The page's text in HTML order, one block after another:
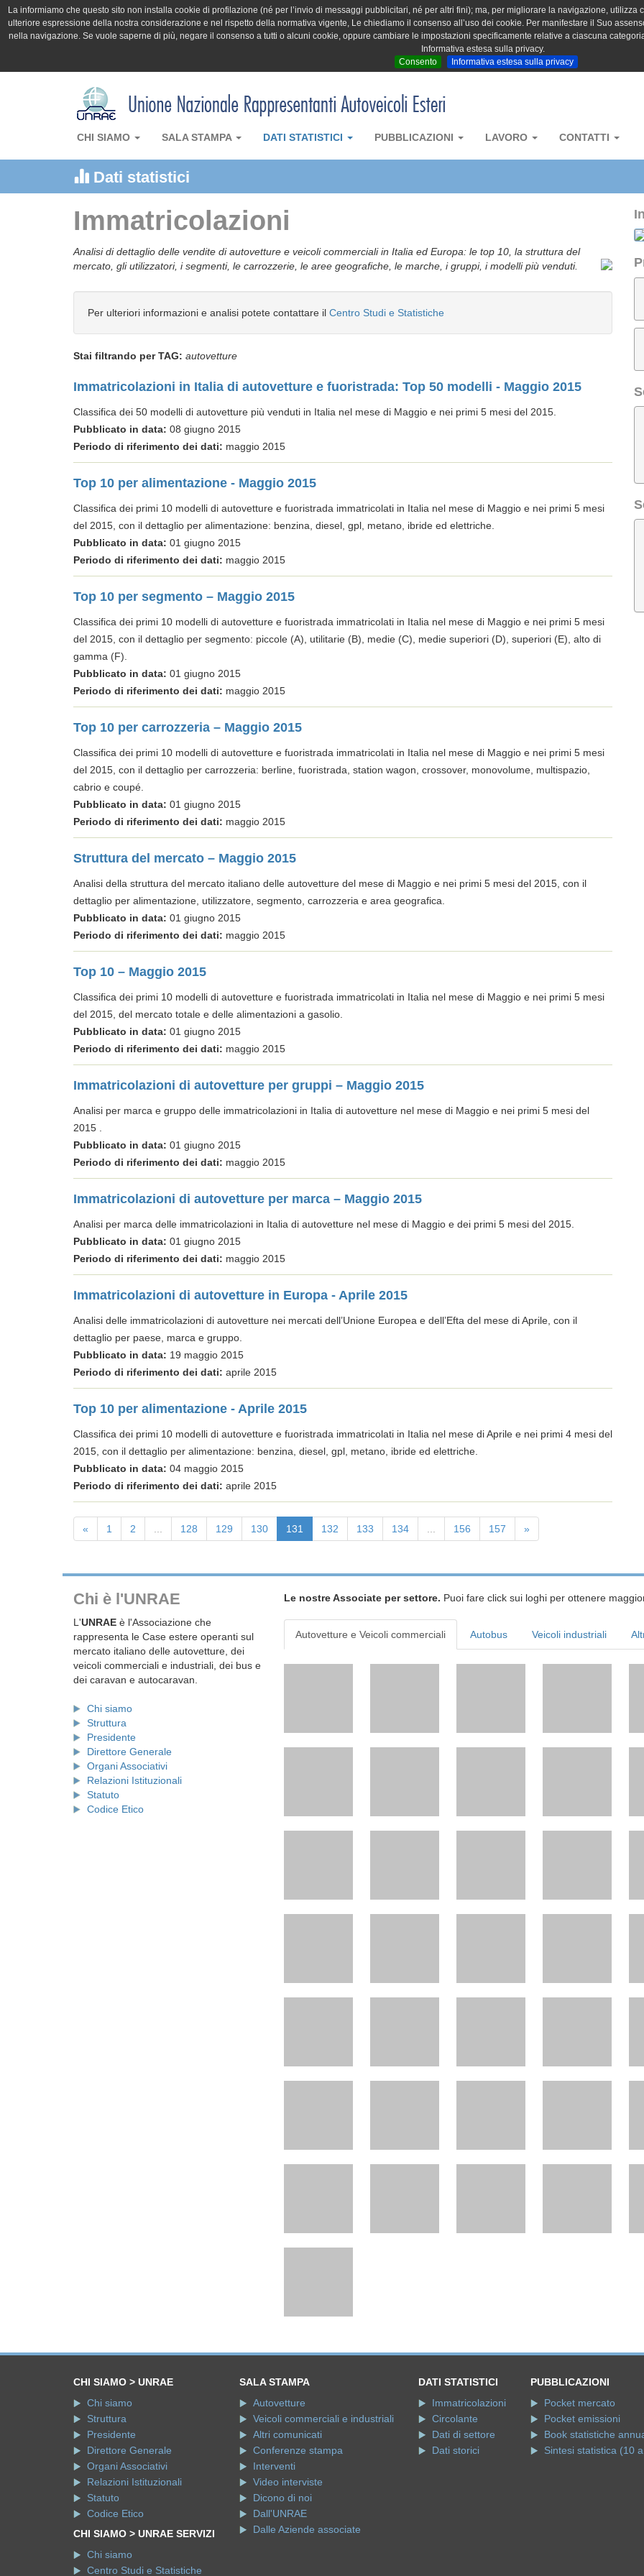
La informiamo che questo sito non installa cookie di profilazione (né per l’invio di messaggi pubblicitari, né per altri fini); ma, per migliorare la navigazione,
ulteriore espressione della nostra considerazione e nel rispetto della normativa vigente, Le chiediamo il consenso all’uso dei cookie. Per manifestare il Suo
nella navigazione. Se vuole saperne di più, negare il consenso a tutti o alcuni cookie, oppure cambiare le impostazioni specificamente relative a ciascuna
Informativa estesa sulla privacy.
Consento
Informativa estesa sulla privacy
CHI SIAMO SALA STAMPA DATI STATISTICI PUBBLICAZIONI LAVORO CONTATTI
Dati statistici
Immatricolazioni
Analisi di dettaglio delle vendite di autovetture e veicoli commerciali in Italia ed Europa: le top 10, la struttura del
mercato, gli utilizzatori, i segmenti, le carrozzerie, le aree geografiche, le marche, i gruppi, i modelli più venduti.
Per ulteriori informazioni e analisi potete contattare il Centro Studi e Statistiche
Stai filtrando per TAG: autovetture
Immatricolazioni in Italia di autovetture e fuoristrada: Top 50 modelli - Maggio 2015
Classifica dei 50 modelli di autovetture più venduti in Italia nel mese di Maggio e nei primi 5 mesi del 2015.
Pubblicato in data: 08 giugno 2015
Periodo di riferimento dei dati: maggio 2015
Top 10 per alimentazione - Maggio 2015
Classifica dei primi 10 modelli di autovetture e fuoristrada immatricolati in Italia nel mese di Maggio e nei primi 5 mesi
del 2015, con il dettaglio per alimentazione: benzina, diesel, gpl, metano, ibride ed elettriche.
Pubblicato in data: 01 giugno 2015
Periodo di riferimento dei dati: maggio 2015
Top 10 per segmento – Maggio 2015
Classifica dei primi 10 modelli di autovetture e fuoristrada immatricolati in Italia nel mese di Maggio e nei primi 5 mesi
del 2015, con il dettaglio per segmento: piccole (A), utilitarie (B), medie (C), medie superiori (D), superiori (E), alto di
gamma (F).
Pubblicato in data: 01 giugno 2015
Periodo di riferimento dei dati: maggio 2015
Top 10 per carrozzeria – Maggio 2015
Classifica dei primi 10 modelli di autovetture e fuoristrada immatricolati in Italia nel mese di Maggio e nei primi 5 mesi
del 2015, con il dettaglio per carrozzeria: berline, fuoristrada, station wagon, crossover, monovolume, multispazio,
cabrio e coupé.
Pubblicato in data: 01 giugno 2015
Periodo di riferimento dei dati: maggio 2015
Struttura del mercato – Maggio 2015
Analisi della struttura del mercato italiano delle autovetture del mese di Maggio e nei primi 5 mesi del 2015, con il
dettaglio per alimentazione, utilizzatore, segmento, carrozzeria e area geografica.
Pubblicato in data: 01 giugno 2015
Periodo di riferimento dei dati: maggio 2015
Top 10 – Maggio 2015
Classifica dei primi 10 modelli di autovetture e fuoristrada immatricolati in Italia nel mese di Maggio e nei primi 5 mesi
del 2015, del mercato totale e delle alimentazioni a gasolio.
Pubblicato in data: 01 giugno 2015
Periodo di riferimento dei dati: maggio 2015
Immatricolazioni di autovetture per gruppi – Maggio 2015
Analisi per marca e gruppo delle immatricolazioni in Italia di autovetture nel mese di Maggio e nei primi 5 mesi del
2015 .
Pubblicato in data: 01 giugno 2015
Periodo di riferimento dei dati: maggio 2015
Immatricolazioni di autovetture per marca – Maggio 2015
Analisi per marca delle immatricolazioni in Italia di autovetture nel mese di Maggio e dei primi 5 mesi del 2015.
Pubblicato in data: 01 giugno 2015
Periodo di riferimento dei dati: maggio 2015
Immatricolazioni di autovetture in Europa - Aprile 2015
Analisi delle immatricolazioni di autovetture nei mercati dell’Unione Europea e dell’Efta del mese di Aprile, con il
dettaglio per paese, marca e gruppo.
Pubblicato in data: 19 maggio 2015
Periodo di riferimento dei dati: aprile 2015
Top 10 per alimentazione - Aprile 2015
Classifica dei primi 10 modelli di autovetture e fuoristrada immatricolati in Italia nel mese di Aprile e nei primi 4 mesi del
2015, con il dettaglio per alimentazione: benzina, diesel, gpl, metano, ibride ed elettriche.
Pubblicato in data: 04 maggio 2015
Periodo di riferimento dei dati: aprile 2015
« 1 2 128 129 130 131 132 133 134 156 157 »
Chi è l'UNRAE
L'UNRAE è l'Associazione che
rappresenta le Case estere operanti sul
mercato italiano delle autovetture, dei
veicoli commerciali e industriali, dei bus e
dei caravan e autocaravan.
Chi siamo
Struttura
Presidente
Direttore Generale
Organi Associativi
Relazioni Istituzionali
Statuto
Codice Etico
Le nostre Associate per settore. Puoi fare click sui loghi per ottenere
Autovetture e Veicoli commerciali Autobus Veicoli industriali
CHI SIAMO > UNRAE
Chi siamo
Struttura
Presidente
Direttore Generale
Organi Associativi
Relazioni Istituzionali
Statuto
Codice Etico
CHI SIAMO > UNRAE SERVIZI
Chi siamo
Centro Studi e Statistiche
SALA STAMPA
Autovetture
Veicoli commerciali e industriali
Altri comunicati
Conferenze stampa
Interventi
Video interviste
Dicono di noi
Dall'UNRAE
Dalle Aziende associate
DATI STATISTICI
Immatricolazioni
Circolante
Dati di settore
Dati storici
PUBBLICAZIONI
Pocket mercato
Pocket emissioni
Book statistiche
Sintesi statistica (10